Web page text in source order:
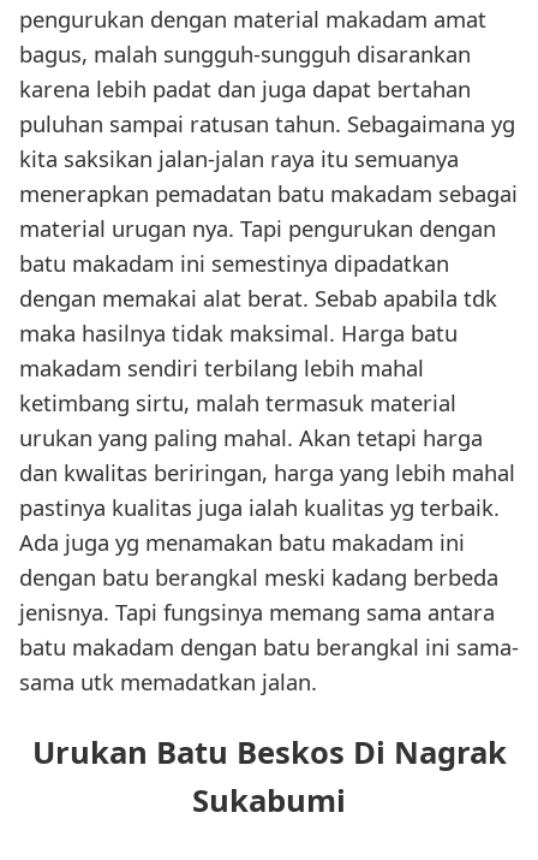
pengurukan dengan material makadam amat
bagus, malah sungguh-sungguh disarankan
karena lebih padat dan juga dapat bertahan
puluhan sampai ratusan tahun. Sebagaimana yg
kita saksikan jalan-jalan raya itu semuanya
menerapkan pemadatan batu makadam sebagai
material urugan nya. Tapi pengurukan dengan
batu makadam ini semestinya dipadatkan
dengan memakai alat berat. Sebab apabila tdk
maka hasilnya tidak maksimal. Harga batu
makadam sendiri terbilang lebih mahal
ketimbang sirtu, malah termasuk material
urukan yang paling mahal. Akan tetapi harga
dan kwalitas beriringan, harga yang lebih mahal
pastinya kualitas juga ialah kualitas yg terbaik.
Ada juga yg menamakan batu makadam ini
dengan batu berangkal meski kadang berbeda
jenisnya. Tapi fungsinya memang sama antara
batu makadam dengan batu berangkal ini sama-
sama utk memadatkan jalan.
Urukan Batu Beskos Di Nagrak
Sukabumi